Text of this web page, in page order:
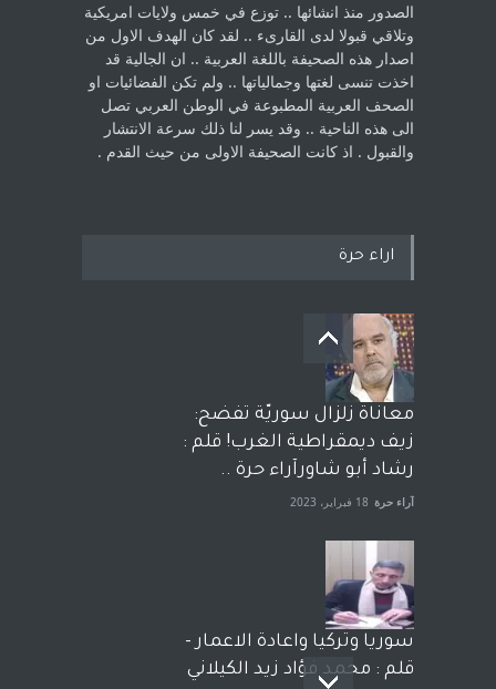
الصدور منذ انشائها .. توزع في خمس ولايات امريكية
‏وتلاقي قبولا لدى القارىء ..‏ لقد كان الهدف الاول من
اصدار هذه الصحيفة باللغة العربية .. ان الجالية قد
اخذت ‏تنسى لغتها وجمالياتها .. ولم تكن الفضائيات او
الصحف العربية المطبوعة في الوطن ‏العربي تصل
الى هذه الناحية .. وقد يسر لنا ذلك سرعة الانتشار
والقبول . اذ كانت ‏الصحيفة الاولى من حيث القدم . ‏
اراء حرة
معاناة زلزال سوريّة تفضح:
زيف ديمقراطية الغرب! قلم :
رشاد أبو شاورآراء حرة ..
آراء حرة 18 فبراير، 2023
سوريا وتركيا واعادة الاعمار -
قلم : محمد فؤاد زيد الكيلاني